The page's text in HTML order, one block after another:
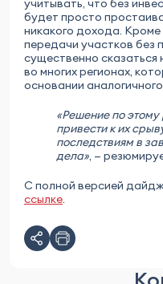
учитывать, что без
будет просто
никакого дохода.
передачи участков без
существенно сказаться
во многих регионах,
основании
«Решение по
привести к их
последствиям в
дела», —
С полной версией
ссылке.